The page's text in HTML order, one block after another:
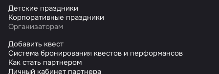
Детские праздники
Корпоративные праздники
Организаторам
Добавить квест
Система бронирования квестов и перформансов
Как стать партнером
Личный кабинет партнера